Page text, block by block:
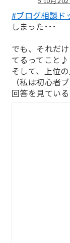
#ブログ相談ド
しまった･･･
でも、それだ
てるってこと♪
そして、上位
（私は初心者
回答を見てい